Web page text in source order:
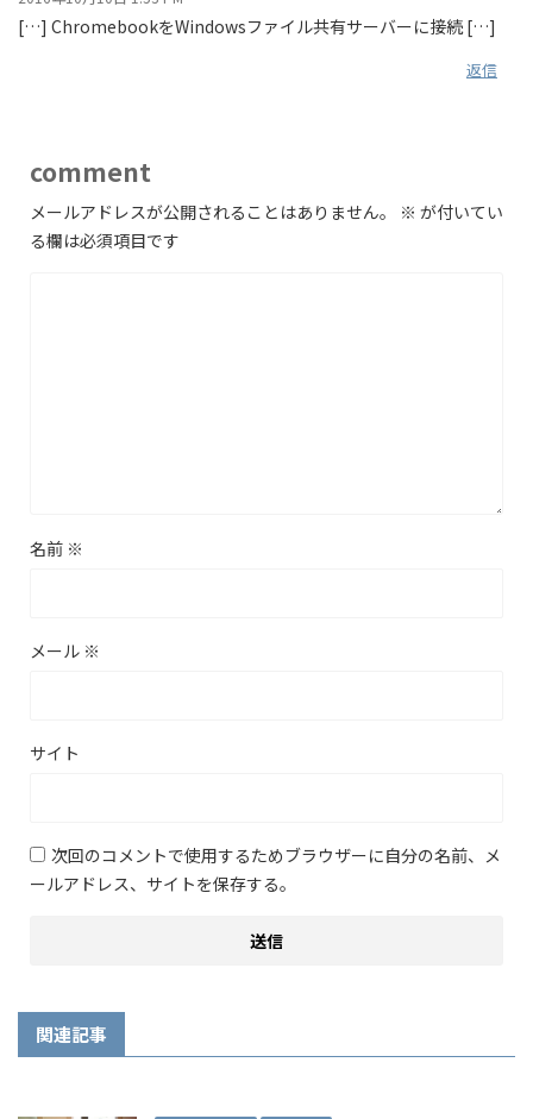
[…] ChromebookをWindowsファイル共有サーバーに接続 […]
返信
comment
メールアドレスが公開されることはありません。 ※ が付いてい
る欄は必須項目です
名前 ※
メール ※
サイト
次回のコメントで使用するためブラウザーに自分の名前、メ
ールアドレス、サイトを保存する。
関連記事